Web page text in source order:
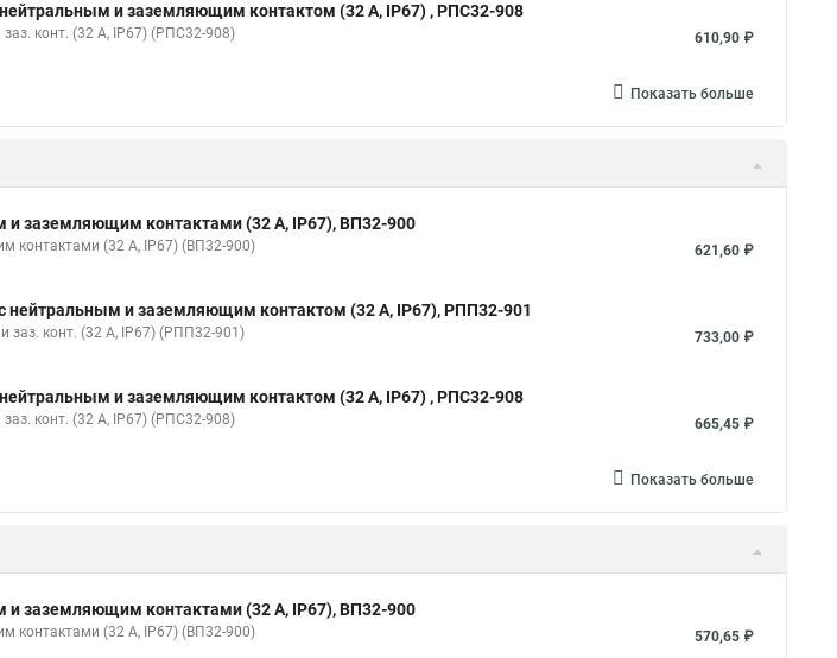
нейтральным и заземляющим контактом (32 А, IP67) , РПС32-908
конт. (32 А, IP67) (РПС32-908) 610,90 ₽
Показать больше
и заземляющим контактами (32 А, IP67), ВП32-900
контактами (32 А, IP67) (ВП32-900) 621,60 ₽
нейтральным и заземляющим контактом (32 А, IP67), РПП32-901
заз. конт. (32 А, IP67) (РПП32-901) 733,00 ₽
нейтральным и заземляющим контактом (32 А, IP67) , РПС32-908
конт. (32 А, IP67) (РПС32-908) 665,45 ₽
Показать больше
и заземляющим контактами (32 А, IP67), ВП32-900
контактами (32 А, IP67) (ВП32-900) 570,65 ₽